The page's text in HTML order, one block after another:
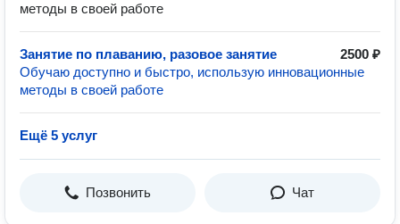
методы в своей работе
Занятие по плаванию, разовое занятие
2500 ₽
Обучаю доступно и быстро, использую инновационные
методы в своей работе
Ещё 5 услуг
Позвонить Чат